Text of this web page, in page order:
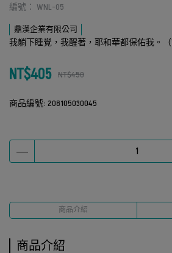
編號： WNL-05
鼎漢企業有限公司
我躺下睡覺，我醒著，耶和華都保佑我。（
NT$405 NT$450
商品編號: 208105030045
商品介紹
商品介紹